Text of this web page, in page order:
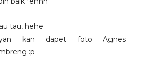
tau, hehe
kan dapet foto Agnes
:p